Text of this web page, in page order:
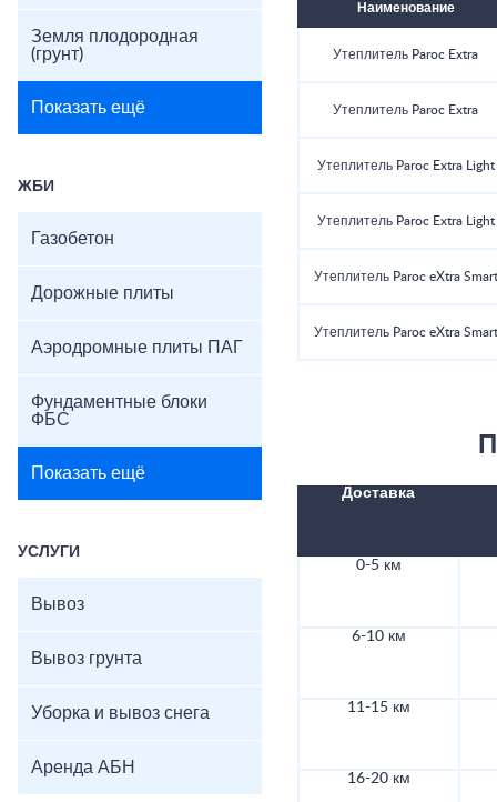
Земля плодородная
(грунт)
Показать ещё
ЖБИ
Газобетон
Дорожные плиты
Аэродромные плиты ПАГ
Фундаментные блоки
ФБС
Показать ещё
УСЛУГИ
Вывоз
Вывоз грунта
Уборка и вывоз снега
Аренда АБН
Наименование
Утеплитель Paroc Extra
Утеплитель Paroc Extra
Утеплитель Paroc Extra Light
Утеплитель Paroc Extra Light
Утеплитель Paroc eXtra Smart
Утеплитель Paroc eXtra Smart
Доставка
0-5 км
6-10 км
11-15 км
16-20 км